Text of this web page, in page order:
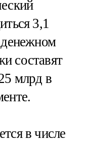
3,1
составят
млрд в
в числе